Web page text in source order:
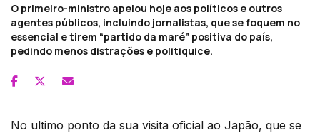
O primeiro-ministro apelou hoje aos políticos e outros
agentes públicos, incluindo jornalistas, que se foquem no
essencial e tirem “partido da maré” positiva do país,
pedindo menos distrações e politiquice.
No ultimo ponto da sua visita oficial ao Japão, que se